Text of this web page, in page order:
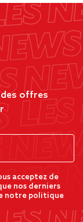
offres
acceptez de
nos derniers
notre politique